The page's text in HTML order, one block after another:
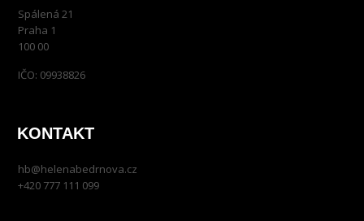
Spálená 21
Praha 1
100 00
IČO: 09938826
KONTAKT
hb@helenabedrnova.cz
+420 777 111 099